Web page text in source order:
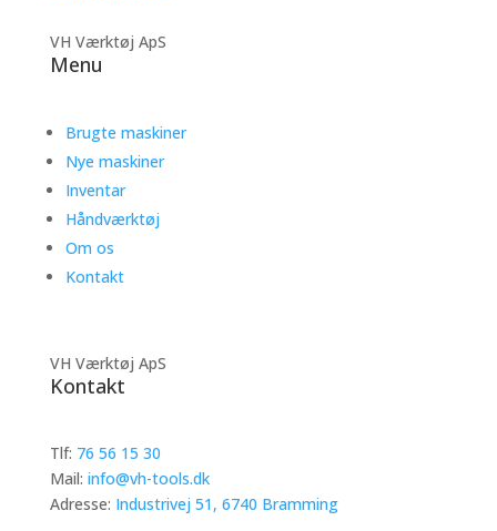
VH Værktøj ApS
Menu
Brugte maskiner
Nye maskiner
Inventar
Håndværktøj
Om os
Kontakt
VH Værktøj ApS
Kontakt
Tlf: 76 56 15 30
Mail: info@vh-tools.dk
Adresse: Industrivej 51, 6740 Bramming